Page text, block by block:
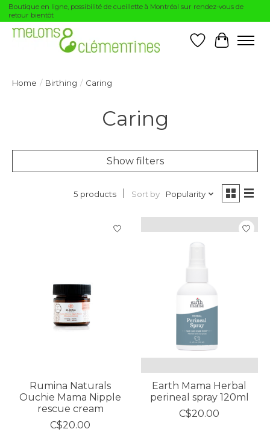
Boutique en ligne, possibilité de cueillette à Montréal sur rendez-vous de
retour bientôt
WishlistCart
Home / Birthing / Caring
Caring
Show filters
5 products Sort by Popularity
Rumina Naturals
Ouchie Mama Nipple
rescue cream
C$20.00
Earth Mama Herbal
perineal spray 120ml
C$20.00